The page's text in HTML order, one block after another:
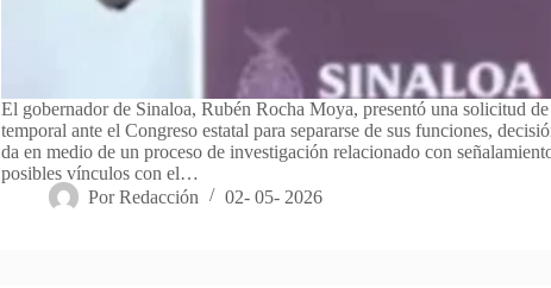
El gobernador de Sinaloa, Rubén Rocha Moya, presentó una solicitud
temporal ante el Congreso estatal para separarse de sus funciones,
da en medio de un proceso de investigación relacionado con
posibles vínculos con el…
Por Redacción 02- 05- 2026